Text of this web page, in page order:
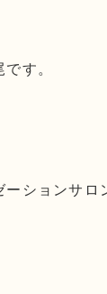
す。
ーションサロ